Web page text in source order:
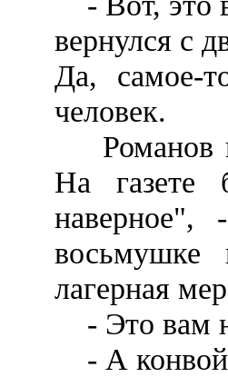
вернулся с
Да, самое-
человек.
Романов
На газете
восьмушке
лагерная
- Это вам
- А конвой